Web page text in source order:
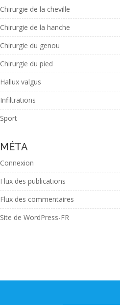
Chirurgie de la cheville
Chirurgie de la hanche
Chirurgie du genou
Chirurgie du pied
Hallux valgus
Infiltrations
Sport
MÉTA
Connexion
Flux des publications
Flux des commentaires
Site de WordPress-FR